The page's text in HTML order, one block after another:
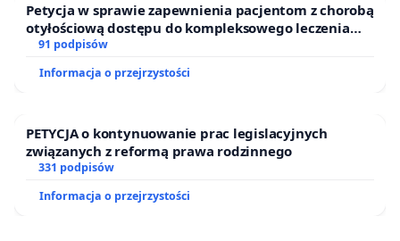
Petycja w sprawie zapewnienia pacjentom z chorobą
otyłościową dostępu do kompleksowego leczenia
oraz programów profilaktycznych.
91 podpisów
Informacja o przejrzystości
PETYCJA o kontynuowanie prac legislacyjnych
związanych z reformą prawa rodzinnego
331 podpisów
Informacja o przejrzystości